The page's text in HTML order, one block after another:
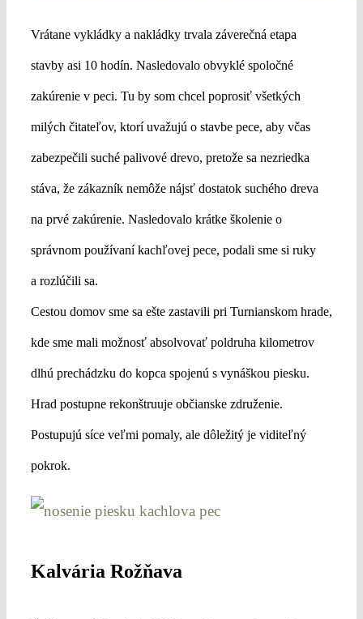
Vrátane vykládky a nakládky trvala záverečná etapa
stavby asi 10 hodín. Nasledovalo obvyklé spoločné
zakúrenie v peci. Tu by som chcel poprosiť všetkých
milých čitateľov, ktorí uvažujú o stavbe pece, aby včas
zabezpečili suché palivové drevo, pretože sa nezriedka
stáva, že zákazník nemôže nájsť dostatok suchého dreva
na prvé zakúrenie. Nasledovalo krátke školenie o
správnom používaní kachľovej pece, podali sme si ruky
a rozlúčili sa.
Cestou domov sme sa ešte zastavili pri Turnianskom hrade,
kde sme mali možnosť absolvovať poldruha kilometrov
dlhú prechádzku do kopca spojenú s vynáškou piesku.
Hrad postupne rekonštruuje občianske združenie.
Postupujú síce veľmi pomaly, ale dôležitý je viditeľný
pokrok.
Kalvária Rožňava